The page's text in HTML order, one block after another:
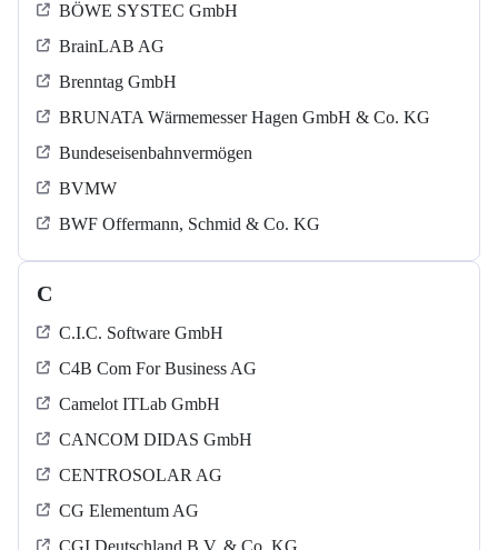
BÖWE SYSTEC GmbH
BrainLAB AG
Brenntag GmbH
BRUNATA Wärmemesser Hagen GmbH & Co. KG
Bundeseisenbahnvermögen
BVMW
BWF Offermann, Schmid & Co. KG
C
C.I.C. Software GmbH
C4B Com For Business AG
Camelot ITLab GmbH
CANCOM DIDAS GmbH
CENTROSOLAR AG
CG Elementum AG